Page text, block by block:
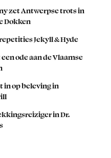
zet Antwerpse trots in
Dokken
Jekyll & Hyde
ode aan de Vlaamse
in op beleving in
in Dr.